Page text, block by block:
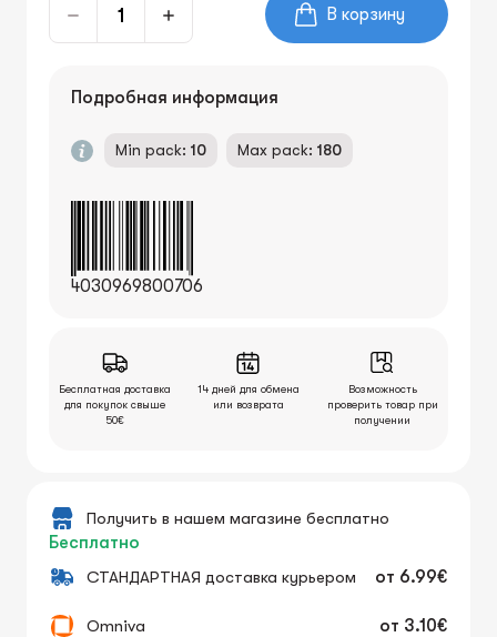
В корзину
Подробная информация
Min pack: 10 Max pack: 180
4030969800706
Бесплатная доставка
для покупок свыше
50€
14 дней для обмена
или возврата
Возможность
проверить товар при
получении
Получить в нашем магазине бесплатно
Бесплатно
СТАНДАРТНАЯ доставка курьером
от 6.99€
Omniva от 3.10€